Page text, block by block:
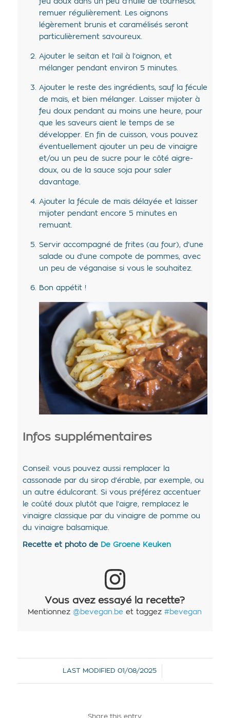
remuer régulièrement. Les oignons
légèrement brunis et caramélisés seront
particulièrement savoureux.
Ajouter le seitan et l’ail à l’oignon, et
mélanger pendant environ 5 minutes.
Ajouter le reste des ingrédients, sauf la fécule
de maïs, et bien mélanger. Laisser mijoter à
feu doux pendant au moins une heure, pour
que les saveurs aient le temps de se
développer. En fin de cuisson, vous pouvez
éventuellement ajouter un peu de vinaigre
et/ou un peu de sucre pour le côté aigre-
doux, ou de la sauce soja pour saler
davantage.
Ajouter la fécule de maïs délayée et laisser
mijoter pendant encore 5 minutes en
remuant.
Servir accompagné de frites (au four), d’une
salade ou d’une compote de pommes, avec
un peu de véganaise si vous le souhaitez.
Bon appétit !
Infos supplémentaires
Conseil: vous pouvez aussi remplacer la
cassonade par du sirop d’érable, par exemple, ou
un autre édulcorant. Si vous préférez accentuer
le coûté doux plutôt que l’aigre, remplacez le
vinaigre classique par du vinaigre de pomme ou
du vinaigre balsamique.
Recette et photo de De Groene Keuken
Vous avez essayé la recette?
Mentionnez@bevegan.be et taggez#bevegan
LAST MODIFIED 01/08/2025
/